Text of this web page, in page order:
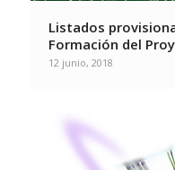
Listados
Formación del
12 junio, 2018